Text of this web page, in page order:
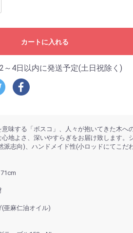
カートに入れる
～4日以内に発送予定(土日祝除く)
味する「ボスコ」、人々が抱いてきた木へ
地よさ、深いやすらぎをお届け致します。
派志向)、ハンドメイド性(小ロッドにてこだ
亜麻仁油オイル)